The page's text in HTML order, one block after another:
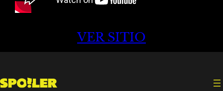
VER SITIO